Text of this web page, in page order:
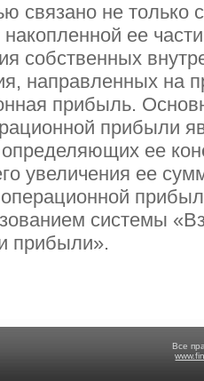
связано не только
ее
собственных
направленных на
прибыль.
прибыли
ее
увеличения ее
системы
прибыли».
Все